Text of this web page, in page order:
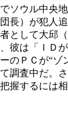
ソウル中央
長）が犯人
として大邱
彼は「ＩＤ
のＰＣが“ゾ
調査中だ。
握するには